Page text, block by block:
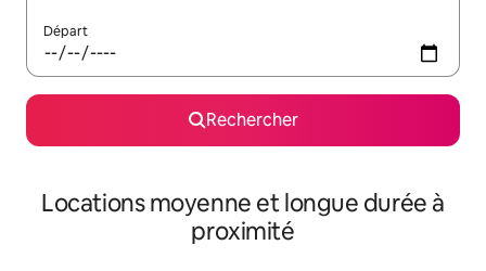
Départ
Rechercher
Locations moyenne et longue durée à
proximité